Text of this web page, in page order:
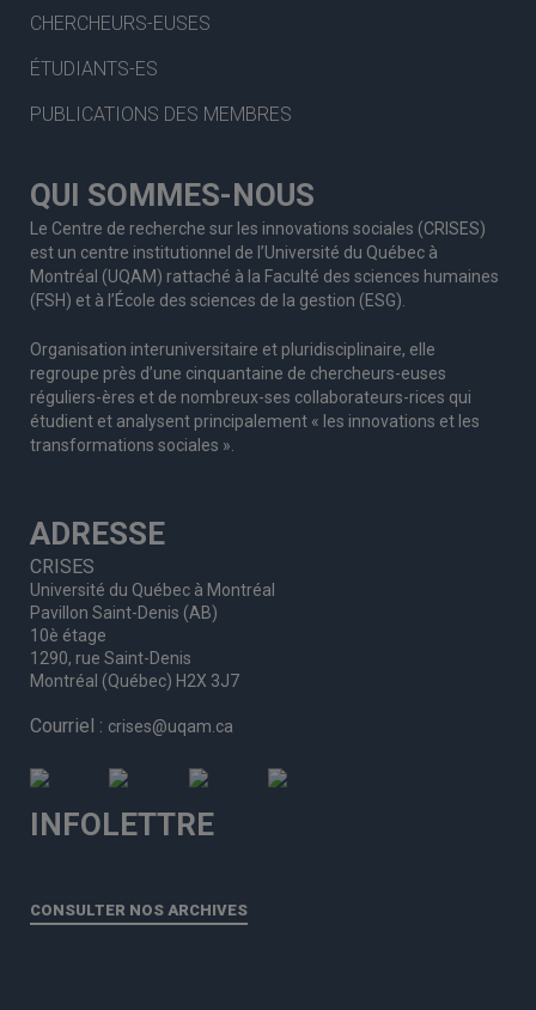
CHERCHEURS-EUSES
ÉTUDIANTS-ES
PUBLICATIONS DES MEMBRES
QUI SOMMES-NOUS
Le Centre de recherche sur les innovations sociales (CRISES)
est un centre institutionnel de l’Université du Québec à
Montréal (UQAM) rattaché à la Faculté des sciences humaines
(FSH) et à l’École des sciences de la gestion (ESG).
Organisation interuniversitaire et pluridisciplinaire, elle
regroupe près d’une cinquantaine de chercheurs-euses
réguliers-ères et de nombreux-ses collaborateurs-rices qui
étudient et analysent principalement « les innovations et les
transformations sociales ».
ADRESSE
CRISES
Université du Québec à Montréal
Pavillon Saint-Denis (AB)
10è étage
1290, rue Saint-Denis
Montréal (Québec) H2X 3J7
Courriel : crises@uqam.ca
INFOLETTRE
CONSULTER NOS ARCHIVES